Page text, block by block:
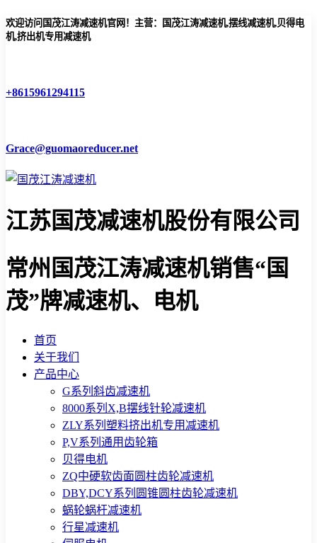
欢迎访问国茂江涛减速机官网！主营：国茂江涛减速机,摆线减速机,贝得电
机,挤出机专用减速机
+8615961294115
Grace@guomaoreducer.net
江苏国茂减速机股份有限公司
常州国茂江涛减速机销售“国
茂”牌减速机、电机
首页
关于我们
产品中心
G系列斜齿减速机
8000系列X,B摆线针轮减速机
ZLY系列塑料挤出机专用减速机
P,V系列通用齿轮箱
贝得电机
ZQ中硬软齿面圆柱齿轮减速机
DBY,DCY系列圆锥圆柱齿轮减速机
蜗轮蜗杆减速机
行星减速机